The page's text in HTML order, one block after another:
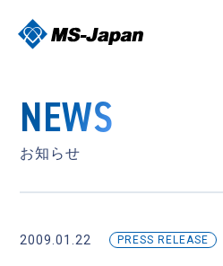
NEWS
お知らせ
2009.01.22 PRESS RELEASE